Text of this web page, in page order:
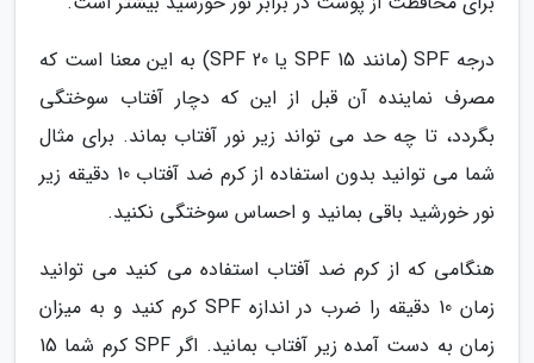
درجه SPF (مانند 15 SPF یا 20 SPF) به این معنا است که
مصرف نماینده آن قبل از این که دچار آفتاب سوختگی
بگردد، تا چه حد می تواند زیر نور آفتاب بماند. برای مثال
شما می توانید بدون استفاده از کرم ضد آفتاب 10 دقیقه زیر
نور خورشید باقی بمانید و احساس سوختگی نکنید.
هنگامی که از کرم ضد آفتاب استفاده می کنید می توانید
زمان 10 دقیقه را ضرب در اندازه SPF کرم کنید و به میزان
زمان به دست آمده زیر آفتاب بمانید. اگر SPF کرم شما 15